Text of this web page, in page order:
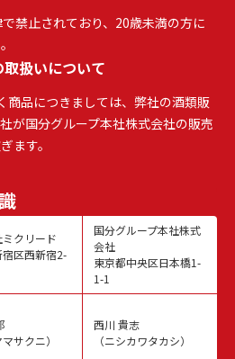
禁止されており、20歳未満の方に
扱いについて
商品につきましては、弊社の酒類販
が国分グループ本社株式会社の販売
ます。
クリード
宿区西新宿2-
マサクニ）
国分グループ本社株式
会社
東京都中央区日本橋1-
1-1
西川 貴志
（ニシカワタカシ）